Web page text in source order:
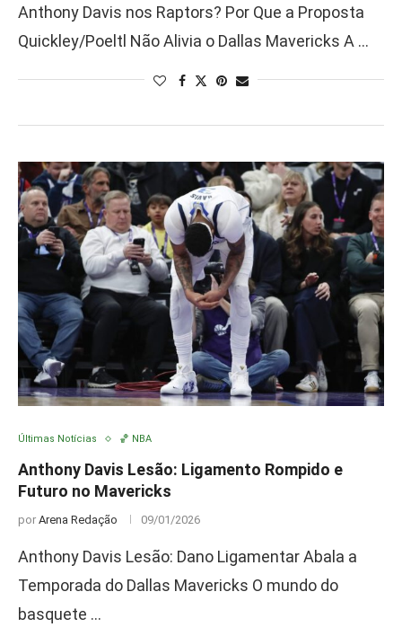
Anthony Davis nos Raptors? Por Que a Proposta
Quickley/Poeltl Não Alivia o Dallas Mavericks A …
Últimas Notícias 🏀 NBA
Anthony Davis Lesão: Ligamento Rompido e
Futuro no Mavericks
por Arena Redação 09/01/2026
Anthony Davis Lesão: Dano Ligamentar Abala a
Temporada do Dallas Mavericks O mundo do
basquete …